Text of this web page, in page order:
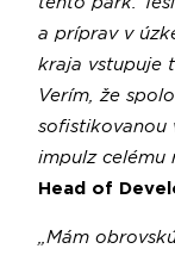
a príprav v
kraja vstupuje
Verím, že
sofistikovanou
impulz celému
Head of
„Mám